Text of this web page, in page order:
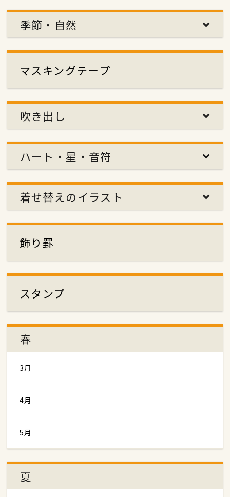
季節・自然
マスキングテープ
吹き出し
ハート・星・音符
着せ替えのイラスト
飾り罫
スタンプ
春
3月
4月
5月
夏